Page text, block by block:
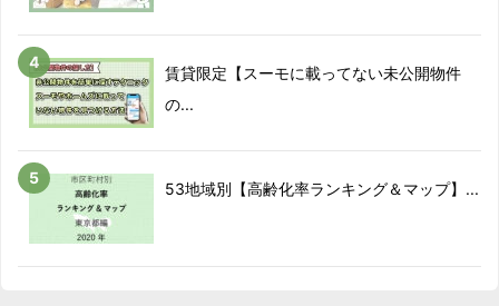
賃貸限定【スーモに載ってない未公開物件
の...
53地域別【高齢化率ランキング＆マップ】...